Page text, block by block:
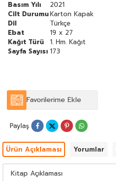
Basım Yılı
2021
Cilt DurumuKarton Kapak
Dil
Türkçe
Ebat
19 x 27
Kağıt Türü
1. Hm. Kağıt
Sayfa Sayısı 173
Favorilerime Ekle
Paylaş
Ürün Açıklaması Yorumlar
Kitap Açıklaması